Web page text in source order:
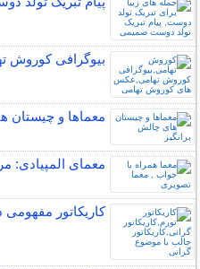
بیوگرافی کوروش
معماها و چیستان
معمای المپیادی:
کاریکاتور مفهومی